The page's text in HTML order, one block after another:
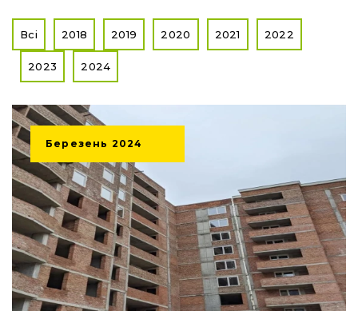
Всі 2018 2019 2020 2021 2022
2023 2024
Березень 2024